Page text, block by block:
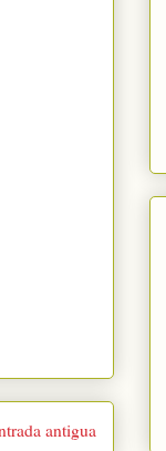
antigua